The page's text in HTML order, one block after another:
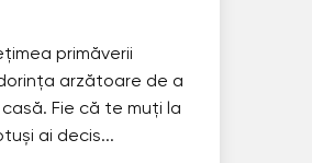
primăverii
arzătoare de a
Fie că te muți la
ai decis...